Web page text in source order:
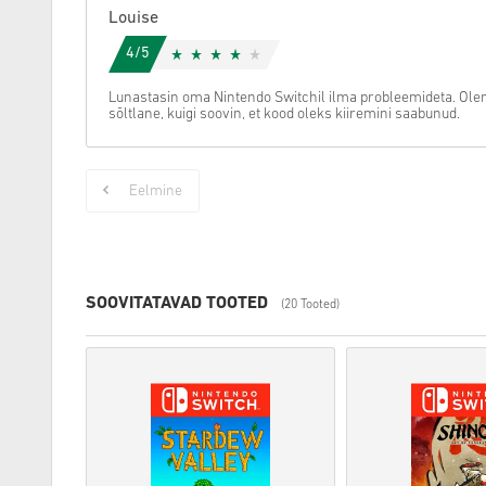
Louise
4/5
Lunastasin oma Nintendo Switchil ilma probleemideta.
sõltlane, kuigi soovin, et kood oleks kiiremini saabunud.
Eelmine
SOOVITATAVAD TOOTED (20 Tooted)